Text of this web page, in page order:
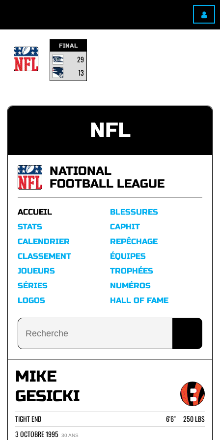
FINAL
29
13
NFL
NATIONAL
FOOTBALL LEAGUE
ACCUEIL
STATS
CALENDRIER
CLASSEMENT
BLESSURES
CAPHIT
REPÊCHAGE
ÉQUIPES
JOUEURS
SÉRIES
LOGOS
TROPHÉES
NUMÉROS
HALL OF FAME
MIKE
GESICKI
TIGHT END
6'6" 250 LBS
3 OCTOBRE 1995 30 ANS